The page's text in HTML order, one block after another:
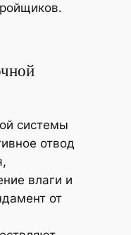
системы
отвод
влаги и
от